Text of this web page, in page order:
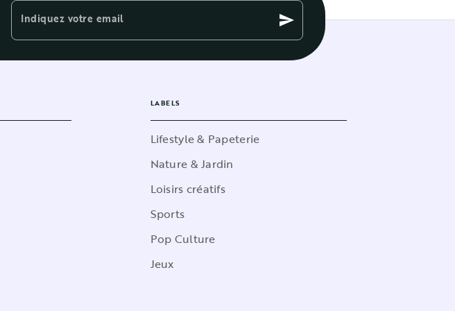
Indiquez votre email send
LABELS
Lifestyle & Papeterie
Nature & Jardin
Loisirs créatifs
Sports
Pop Culture
Jeux